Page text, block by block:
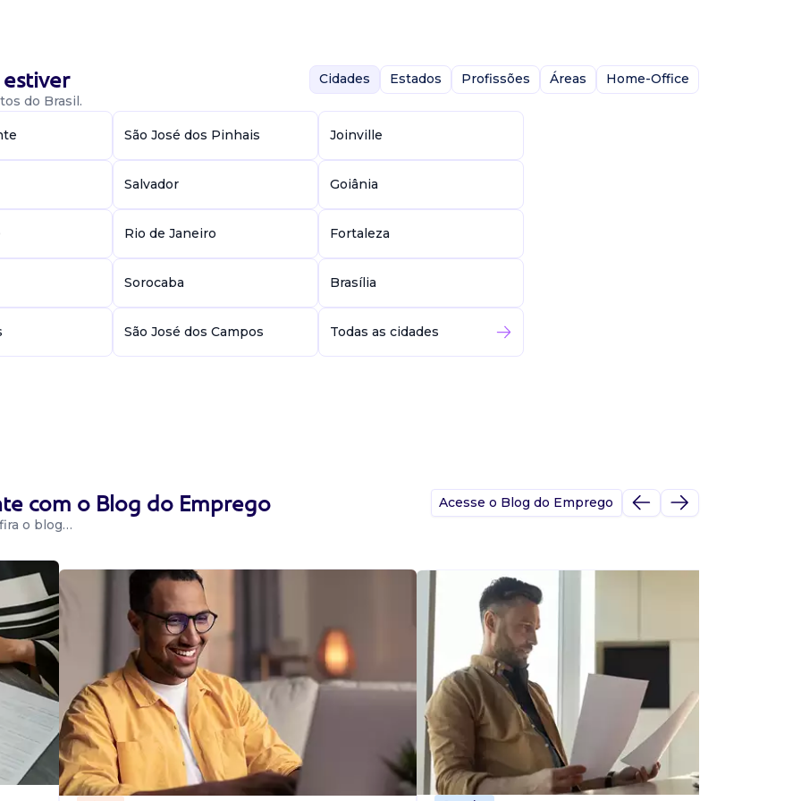
-
- vale
a
+ plano de
ao termin...
do Brasil.
Cidades Estados Profissões Áreas Home-Office
São José dos Pinhais Joinville
Salvador Goiânia
Rio de Janeiro Fortaleza
Sorocaba Brasília
São José dos Campos Todas as cidades
com o Blog do Emprego
o blog…
Acesse o Blog do Emprego